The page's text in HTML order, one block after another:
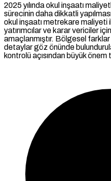
2025 yılında okul inşaatı
sürecinin daha dikkatli
okul inşaatı metrekare maliyeti
yatırımcılar ve karar vericiler
amaçlanmıştır. Bölgesel
detaylar göz önünde
kontrolü açısından büyük önem